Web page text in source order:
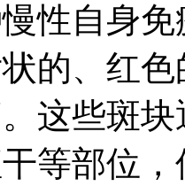
性自身
的、红
这些斑
等部位